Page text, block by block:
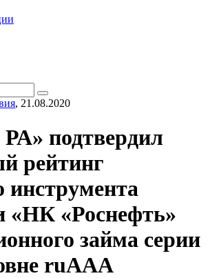
, 21.08.2020
подтвердил
рейтинг
инструмента
«НК «Роснефть»
займа серии
ruAAA